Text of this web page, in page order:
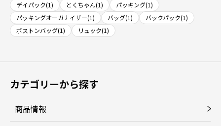
デイパック(1)
とくちゃん(1)
パッキング(1)
パッキングオーガナイザー(1)
バッグ(1)
バックパック(1)
ボストンバッグ(1)
リュック(1)
カテゴリーから探す
商品情報